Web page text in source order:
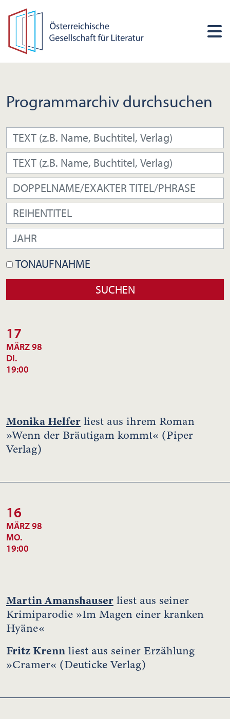
Programmarchiv durchsuchen
TONAUFNAHME
17
MÄRZ 98
DI.
19:00
Monika Helfer liest aus ihrem Roman
»Wenn der Bräutigam kommt« (Piper
Verlag)
16
MÄRZ 98
MO.
19:00
Martin Amanshauser liest aus seiner
Krimiparodie »Im Magen einer kranken
Hyäne«
Fritz Krenn liest aus seiner Erzählung
»Cramer« (Deuticke Verlag)